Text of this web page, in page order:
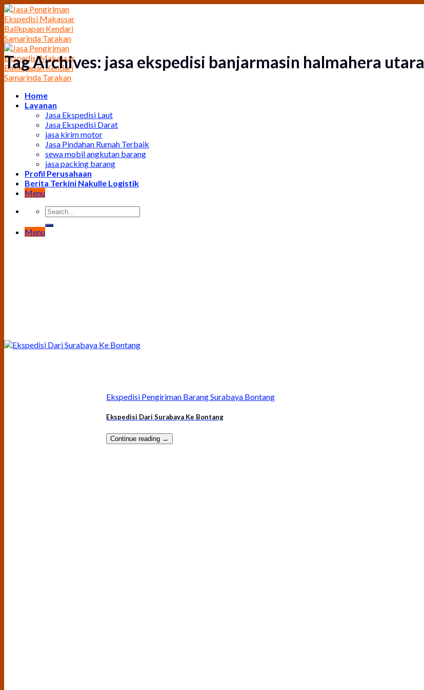
Skip
to
content
Home
Layanan
Jasa Ekspedisi Laut
Jasa Ekspedisi Darat
jasa kirim motor
Jasa Pindahan Rumah Terbaik
sewa mobil angkutan barang
jasa packing barang
Profil Perusahaan
Berita Terkini Nakulle Logistik
Menu
Menu
Tag Archives: jasa ekspedisi banjarmasin halmahera utara
Ekspedisi Pengiriman Barang Surabaya Bontang
Ekspedisi Dari Surabaya Ke Bontang
Continue reading →